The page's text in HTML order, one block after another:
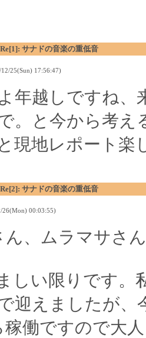
Re[1]: サナドの音楽の重低音
25(Sun) 17:56:47)
年越しですね、
。と今から考え
現地レポート楽
Re[2]: サナドの音楽の重低音
26(Mon) 00:03:55)
ん、ムラマサさん
しい限りです。
迎えましたが、
稼働ですので大